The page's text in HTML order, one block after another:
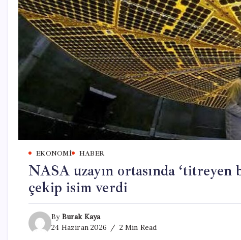
EKONOMI HABER
NASA uzayın ortasında ‘titreyen
çekip isim verdi
By Burak Kaya
24 Haziran 2026
2 Min Read